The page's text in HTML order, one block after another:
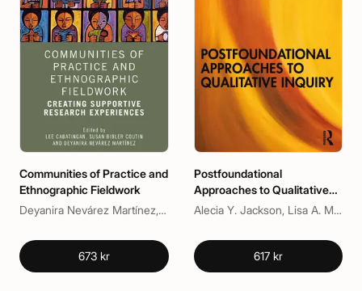
Communities of Practice and
Ethnographic Fieldwork
Deyanira Nevárez Martínez, Lee Cabatingan, Susan Bibler Coutin
673 kr
Postfoundational
Approaches to Qualitative
Inquiry
Alecia Y. Jackson, Lisa A. Mazzei
617 kr